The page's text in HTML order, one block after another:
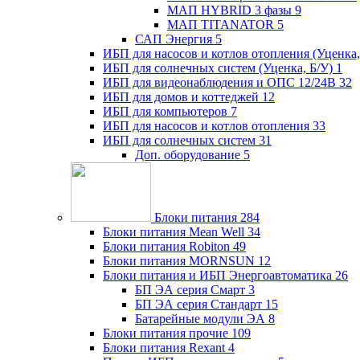
МАП HYBRID 3 фазы 9
МАП TITANATOR 5
САП Энергия 5
ИБП для насосов и котлов отопления
ИБП для солнечных систем (Уценка, Б/У) 1
ИБП для видеонаблюдения и ОПС 12/24В 32
ИБП для домов и коттеджей 12
ИБП для компьютеров 7
ИБП для насосов и котлов отопления 33
ИБП для солнечных систем 31
Доп. оборудование 5
Блоки питания 284
Блоки питания Mean Well 34
Блоки питания Robiton 49
Блоки питания MORNSUN 12
Блоки питания и ИБП Энергоавтоматика 26
БП ЭА серия Смарт 3
БП ЭА серия Стандарт 15
Батарейные модули ЭА 8
Блоки питания прочие 109
Блоки питания Rexant 4